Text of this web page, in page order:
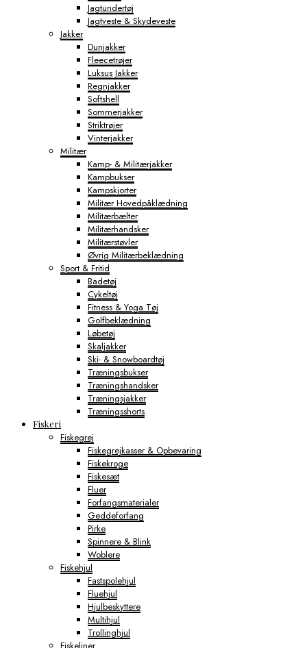
Jagtundertøj
Jagtveste & Skydeveste
Jakker
Dunjakker
Fleecetrøjer
Luksus Jakker
Regnjakker
Softshell
Sommerjakker
Striktrøjer
Vinterjakker
Militær
Kamp- & Militærjakker
Kampbukser
Kampskjorter
Militær Hovedpåklædning
Militærbælter
Militærhandsker
Militærstøvler
Øvrig Militærbeklædning
Sport & Fritid
Badetøj
Cykeltøj
Fitness & Yoga Tøj
Golfbeklædning
Løbetøj
Skaljakker
Ski- & Snowboardtøj
Træningsbukser
Træningshandsker
Træningsjakker
Træningsshorts
Fiskeri
Fiskegrej
Fiskegrejkasser & Opbevaring
Fiskekroge
Fiskesæt
Fluer
Forfangsmaterialer
Geddeforfang
Pirke
Spinnere & Blink
Woblere
Fiskehjul
Fastspolehjul
Fluehjul
Hjulbeskyttere
Multihjul
Trollinghjul